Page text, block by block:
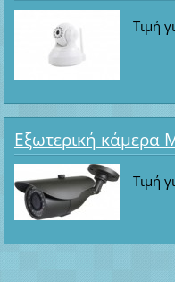
Τιμή
Εξωτερική κάμερα
Τιμή